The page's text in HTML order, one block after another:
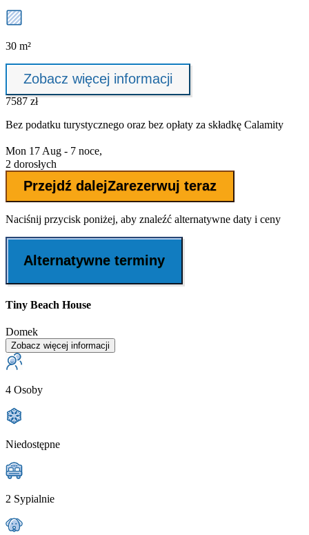
30 m²
Zobacz więcej informacji
7587 zł
Bez podatku turystycznego oraz bez opłaty za składkę Calamity
Mon 17 Aug - 7 noce,
2 dorosłych
Przejdź dalejZarezerwuj teraz
Naciśnij przycisk poniżej, aby znaleźć alternatywne daty i ceny
Alternatywne terminy
Tiny Beach House
Domek
Zobacz więcej informacji
4 Osoby
Niedostępne
2 Sypialnie